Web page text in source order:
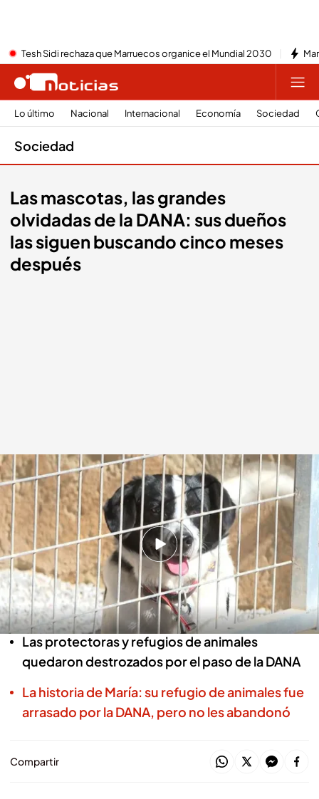
Tesh Sidi rechaza que Marruecos organice el Mundial 2030
Lo último Nacional Internacional Economía Sociedad
Sociedad
Las mascotas, las grandes
olvidadas de la DANA: sus dueños
las siguen buscando cinco meses
después
Las historias más conmovedoras de las mascotas en la DANA.IMAGEN:
José Maldonado / Pedro Bastida
Redacción digital Noticias Cuatro
24 MAR 2025 - 16:55h.
Miles de mascotas siguen desaparecidas cinco
meses después de la riada: "Puede estar en
cualquier sitio"
Las protectoras y refugios de animales
quedaron destrozados por el paso de la DANA
La historia de María: su refugio de animales fue
arrasado por la DANA, pero no les abandonó
Compartir